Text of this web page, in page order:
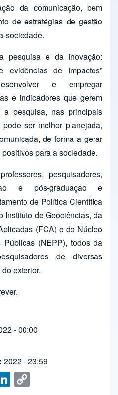
da comunicação, bem
de estratégias de gestão
sociedade.
pesquisa e da inovação:
evidências de impactos”
e empregar
e indicadores que gerem
a pesquisa, nas principais
ser melhor planejada,
de forma a gerar
para a sociedade.
pesquisadores,
e pós-graduação e
de Política Científica
Instituto de Geociências, da
(FCA) e do Núcleo
(NEPP), todos da
de diversas
exterior.
- 00:00
2022 - 23:59
Li